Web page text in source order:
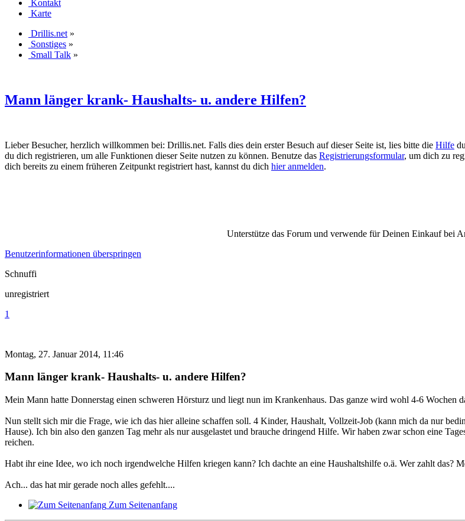
Kontakt
Karte
Drillis.net »
Sonstiges »
Small Talk »
Mann länger krank- Haushalts- u. andere Hilfen?
Lieber Besucher, herzlich willkommen bei: Drillis.net. Falls dies dein erster Besuch auf dieser Seite ist, lies bitte die Hilfe
du dich registrieren, um alle Funktionen dieser Seite nutzen zu können. Benutze das Registrierungsformular, um dich zu
dich bereits zu einem früheren Zeitpunkt registriert hast, kannst du dich hier anmelden.
Unterstütze das Forum und verwende für Deinen Einkauf bei
Benutzerinformationen überspringen
Schnuffi
unregistriert
1
Montag, 27. Januar 2014, 11:46
Mann länger krank- Haushalts- u. andere Hilfen?
Mein Mann hatte Donnerstag einen schweren Hörsturz und liegt nun im Krankenhaus. Das ganze wird wohl 4-6 Wochen
Nun stellt sich mir die Frage, wie ich das hier alleine schaffen soll. 4 Kinder, Haushalt, Vollzeit-Job (kann mich da nur
Hause). Ich bin also den ganzen Tag mehr als nur ausgelastet und brauche dringend Hilfe. Wir haben zwar schon eine
reichen.
Habt ihr eine Idee, wo ich noch irgendwelche Hilfen kriegen kann? Ich dachte an eine Haushaltshilfe o.ä. Wer zahlt das?
Ach... das hat mir gerade noch alles gefehlt....
Zum Seitenanfang